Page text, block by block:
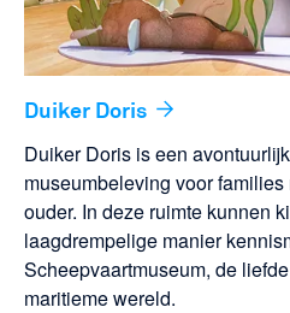
Duiker Doris
Duiker Doris is een
museumbeleving voor
ouder. In deze ruimte kunnen
laagdrempelige manier
Scheepvaartmuseum, de
maritieme wereld.